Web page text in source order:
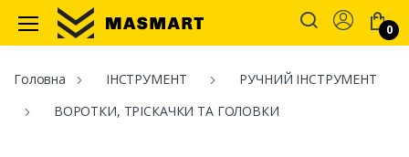
Masmart
Account
0
Головна ІНСТРУМЕНТ
РУЧНИЙ ІНСТРУМЕНТ
ВОРОТКИ, ТРІСКАЧКИ ТА ГОЛОВКИ